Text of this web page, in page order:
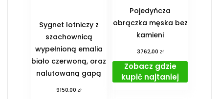
Sygnet lotniczy z
szachownicą
wypełnioną emalia
biało czerwoną, oraz
nalutowaną gapą
9150,00 zł
Pojedyńcza
obrączka męska bez
kamieni
3762,00 zł
Zobacz gdzie
kupić najtaniej